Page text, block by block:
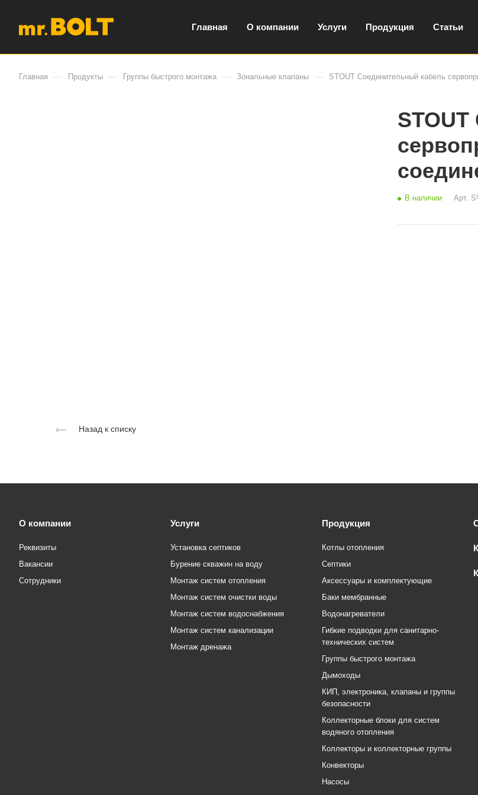
Главная О компании Услуги Продукция Статьи
Главная — Продукты — Группы быстрого монтажа — Зональные клапаны — STOUT Соединительный кабель
В наличии Арт.
Назад к списку
О компании
Реквизиты
Вакансии
Сотрудники
Услуги
Установка септиков
Бурение скважин на воду
Монтаж систем отопления
Монтаж систем очистки воды
Монтаж систем водоснабжения
Монтаж систем канализации
Монтаж дренажа
Продукция
Котлы отопления
Септики
Аксессуары и комплектующие
Баки мембранные
Водонагреватели
Гибкие подводки для санитарно-
технических систем
Группы быстрого монтажа
Дымоходы
КИП, электроника, клапаны и группы
безопасности
Коллекторные блоки для систем
водяного отопления
Коллекторы и коллекторные группы
Конвекторы
Насосы